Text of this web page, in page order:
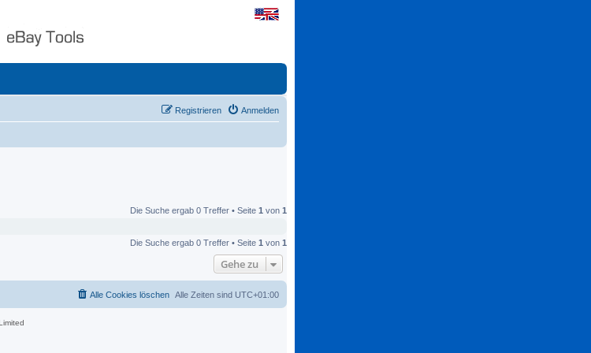
Anmelden
Registrieren
Die Suche ergab 0 Treffer • Seite 1 von 1
Die Suche ergab 0 Treffer • Seite 1 von 1
Gehe zu
Alle Zeiten sind UTC+01:00
Alle Cookies löschen